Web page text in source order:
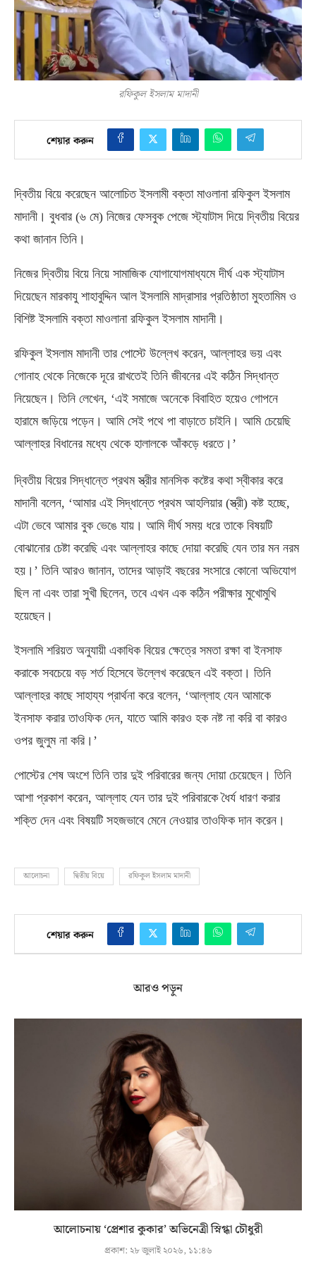
রফিকুল ইসলাম মাদানী
শেয়ার করুন
দ্বিতীয় বিয়ে করেছেন আলোচিত ইসলামী বক্তা মাওলানা রফিকুল ইসলাম
মাদানী। বুধবার (৬ মে) নিজের ফেসবুক পেজে স্ট্যাটাস দিয়ে দ্বিতীয় বিয়ের
কথা জানান তিনি।
নিজের দ্বিতীয় বিয়ে নিয়ে সামাজিক যোগাযোগমাধ্যমে দীর্ঘ এক স্ট্যাটাস
দিয়েছেন মারকাযু শাহাবুদ্দিন আল ইসলামি মাদ্রাসার প্রতিষ্ঠাতা মুহতামিম ও
বিশিষ্ট ইসলামি বক্তা মাওলানা রফিকুল ইসলাম মাদানী।
রফিকুল ইসলাম মাদানী তার পোস্টে উল্লেখ করেন, আল্লাহর ভয় এবং
গোনাহ থেকে নিজেকে দূরে রাখতেই তিনি জীবনের এই কঠিন সিদ্ধান্ত
নিয়েছেন। তিনি লেখেন, ‘এই সমাজে অনেকে বিবাহিত হয়েও গোপনে
হারামে জড়িয়ে পড়েন। আমি সেই পথে পা বাড়াতে চাইনি। আমি চেয়েছি
আল্লাহর বিধানের মধ্যে থেকে হালালকে আঁকড়ে ধরতে।’
দ্বিতীয় বিয়ের সিদ্ধান্তে প্রথম স্ত্রীর মানসিক কষ্টের কথা স্বীকার করে
মাদানী বলেন, ‘আমার এই সিদ্ধান্তে প্রথম আহলিয়ার (স্ত্রী) কষ্ট হচ্ছে,
এটা ভেবে আমার বুক ভেঙে যায়। আমি দীর্ঘ সময় ধরে তাকে বিষয়টি
বোঝানোর চেষ্টা করেছি এবং আল্লাহর কাছে দোয়া করেছি যেন তার মন নরম
হয়।’ তিনি আরও জানান,তাদের আড়াই বছরের সংসারে কোনো অভিযোগ
ছিল না এবং তারা সুখী ছিলেন,তবে এখন এক কঠিন পরীক্ষার মুখোমুখি
হয়েছেন।
ইসলামি শরিয়ত অনুযায়ী একাধিক বিয়ের ক্ষেত্রে সমতা রক্ষা বা ইনসাফ
করাকে সবচেয়ে বড় শর্ত হিসেবে উল্লেখ করেছেন এই বক্তা। তিনি
আল্লাহর কাছে সাহায্য প্রার্থনা করে বলেন, ‘আল্লাহ যেন আমাকে
ইনসাফ করার তাওফিক দেন, যাতে আমি কারও হক নষ্ট না করি বা কারও
ওপর জুলুম না করি।’
পোস্টের শেষ অংশে তিনি তার দুই পরিবারের জন্য দোয়া চেয়েছেন। তিনি
আশা প্রকাশ করেন, আল্লাহ যেন তার দুই পরিবারকে ধৈর্য ধারণ করার
শক্তি দেন এবং বিষয়টি সহজভাবে মেনে নেওয়ার তাওফিক দান করেন।
আলোচনা দ্বিতীয় বিয়ে র‌ফিকুল ইসলাম মাদানী
শেয়ার করুন
আরও পড়ুন
আলোচনায় ‘প্রেশার কুকার’ অভিনেত্রী স্নিগ্ধা চৌধুরী
প্রকাশ: ২৮ জুলাই ২০২৬, ১১:৪৬